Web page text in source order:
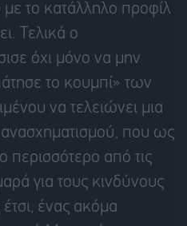
το κατάλληλο προφίλ
Τελικά ο
όχι μόνο να μην
το κουμπί» των
να τελειώνει μια
ανασχηματισμού, που ως
περισσότερο από τις
για τους κινδύνους
ένας ακόμα